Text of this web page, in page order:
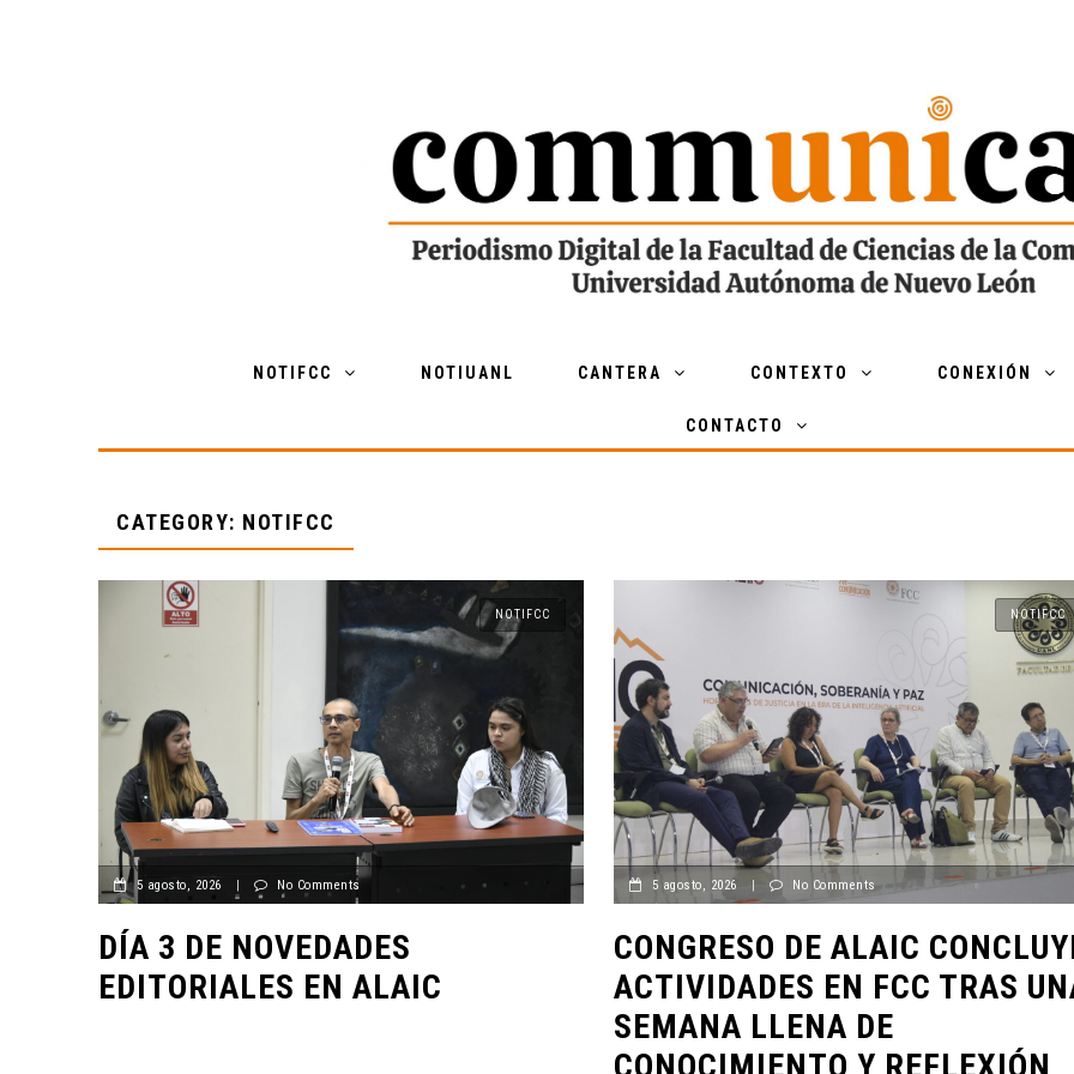
NOTIFCC NOTIUANL CANTERA CONTEXTO CONEXIÓN
CONTACTO
CATEGORY: NOTIFCC
NOTIFCC
5 agosto, 2026 | No Comments
DÍA 3 DE NOVEDADES
EDITORIALES EN ALAIC
NOTIFCC
5 agosto, 2026 | No Comments
CONGRESO DE ALAIC
ACTIVIDADES EN FCC TRAS
SEMANA LLENA DE
CONOCIMIENTO Y REFLEXIÓN